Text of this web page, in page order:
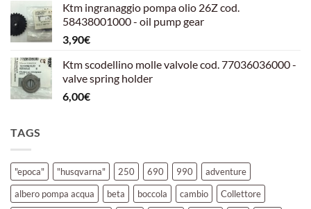
originale
era:
attuale
è:
Ktm ingranaggio pompa olio 26Z cod.
58438001000 - oil pump gear
3,90€
Ktm scodellino molle valvole cod. 77036036000 -
valve spring holder
6,00€
TAGS
"epoca" "husqvarna" 250 690 990
adventure
albero pompa acqua
beta boccola cambio
Collettore